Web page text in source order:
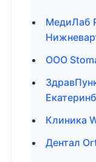
МедиЛаб
ООО
Клиника
Дентал